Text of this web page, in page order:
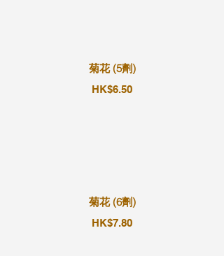
菊花 (5劑)
HK$6.50
菊花 (6劑)
HK$7.80